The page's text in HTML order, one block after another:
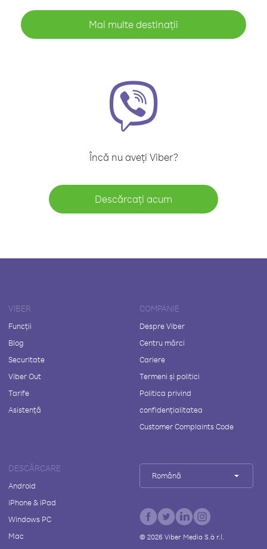
Mai multe destinații
Încă nu aveți Viber?
Descărcați acum
VIBER
Funcții
Blog
Securitate
Viber Out
Tarife
Asistență
COMPANIE
Despre Viber
Centru mărci
Cariere
Termeni și politici
Politica privind
confidențialitatea
Customer Complaints Code
DESCĂRCARE
Android
iPhone & iPad
Windows PC
Mac
Română
© 2026Viber Media S.à r.l.